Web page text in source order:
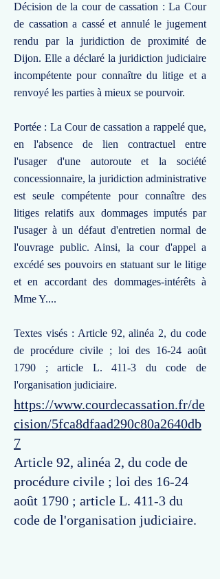
Décision de la cour de cassation : La Cour
de cassation a cassé et annulé le jugement
rendu par la juridiction de proximité de
Dijon. Elle a déclaré la juridiction judiciaire
incompétente pour connaître du litige et a
renvoyé les parties à mieux se pourvoir.
Portée : La Cour de cassation a rappelé que,
en l'absence de lien contractuel entre
l'usager d'une autoroute et la société
concessionnaire, la juridiction administrative
est seule compétente pour connaître des
litiges relatifs aux dommages imputés par
l'usager à un défaut d'entretien normal de
l'ouvrage public. Ainsi, la cour d'appel a
excédé ses pouvoirs en statuant sur le litige
et en accordant des dommages-intérêts à
Mme Y....
Textes visés : Article 92, alinéa 2, du code
de procédure civile ; loi des 16-24 août
1790 ; article L. 411-3 du code de
l'organisation judiciaire.
https://www.courdecassation.fr/de
cision/5fca8dfaad290c80a2640db
7
Article 92, alinéa 2, du code de
procédure civile ; loi des 16-24
août 1790 ; article L. 411-3 du
code de l'organisation judiciaire.